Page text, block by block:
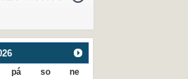
pá so ne